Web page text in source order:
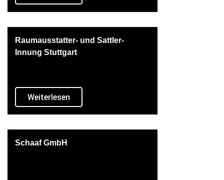
Raumausstatter- und Sattler-
Innung Stuttgart
Weiterlesen
Schaaf GmbH